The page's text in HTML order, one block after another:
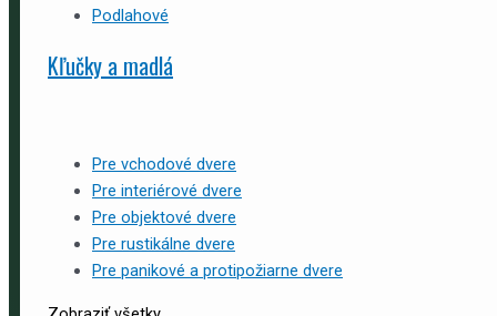
Podlahové
Kľučky a madlá
Pre vchodové dvere
Pre interiérové dvere
Pre objektové dvere
Pre rustikálne dvere
Pre panikové a protipožiarne dvere